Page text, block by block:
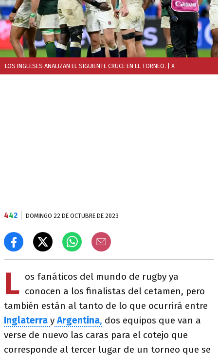
LOS INGLESES ANALIZAN EL SIGUIENTE CRUCE EN EL TORNEO. | X
442 DOMINGO 22 DE OCTUBRE DE 2023
L os fanáticos del mundo de rugby ya
conocen a los finalistas del cetamen, pero
también están al tanto de lo que ocurrirá entre
Inglaterra yArgentina, dos equipos que van a
verse de nuevo las caras para el cotejo que
corresponde al tercer lugar de un torneo que se